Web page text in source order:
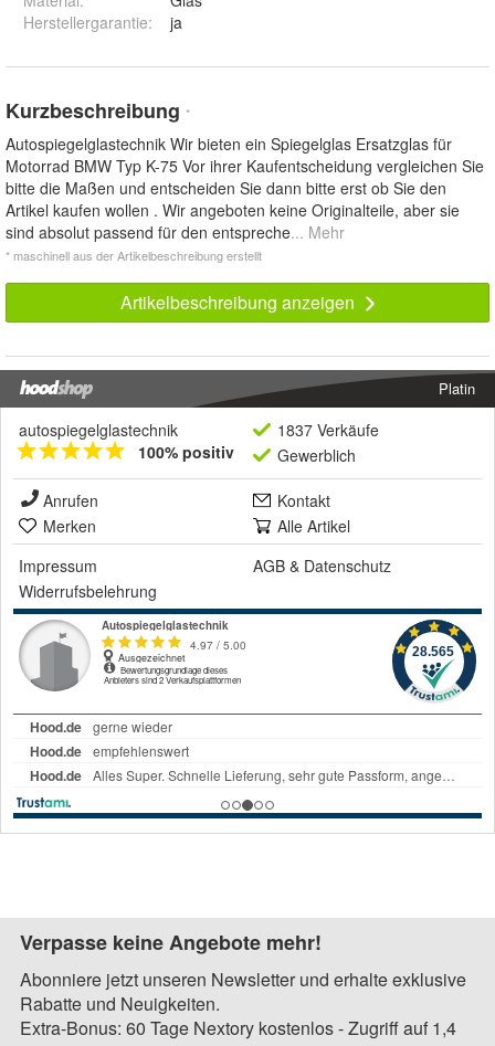
Herstellergarantie: ja
Kurzbeschreibung *
Autospiegelglastechnik Wir bieten ein Spiegelglas Ersatzglas für
Motorrad BMW Typ K-75 Vor ihrer Kaufentscheidung vergleichen Sie
bitte die Maßen und entscheiden Sie dann bitte erst ob Sie den
Artikel kaufen wollen . Wir angeboten keine Originalteile, aber sie
sind absolut passend für den entspreche... Mehr
* maschinell aus der Artikelbeschreibung erstellt
Artikelbeschreibung anzeigen
Platin
autospiegelglastechnik
100% positiv
1837 Verkäufe
Gewerblich
Anrufen
Kontakt
Merken
Alle Artikel
Impressum
AGB & Datenschutz
Widerrufsbelehrung
Verpasse keine Angebote mehr!
Abonniere jetzt unseren Newsletter und erhalte exklusive
Rabatte und Neuigkeiten.
Extra-Bonus: 60 Tage Nextory kostenlos - Zugriff auf 1,4